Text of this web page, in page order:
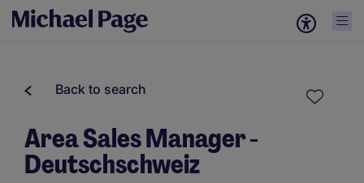
Back to search
Area Sales Manager -
Deutschschweiz